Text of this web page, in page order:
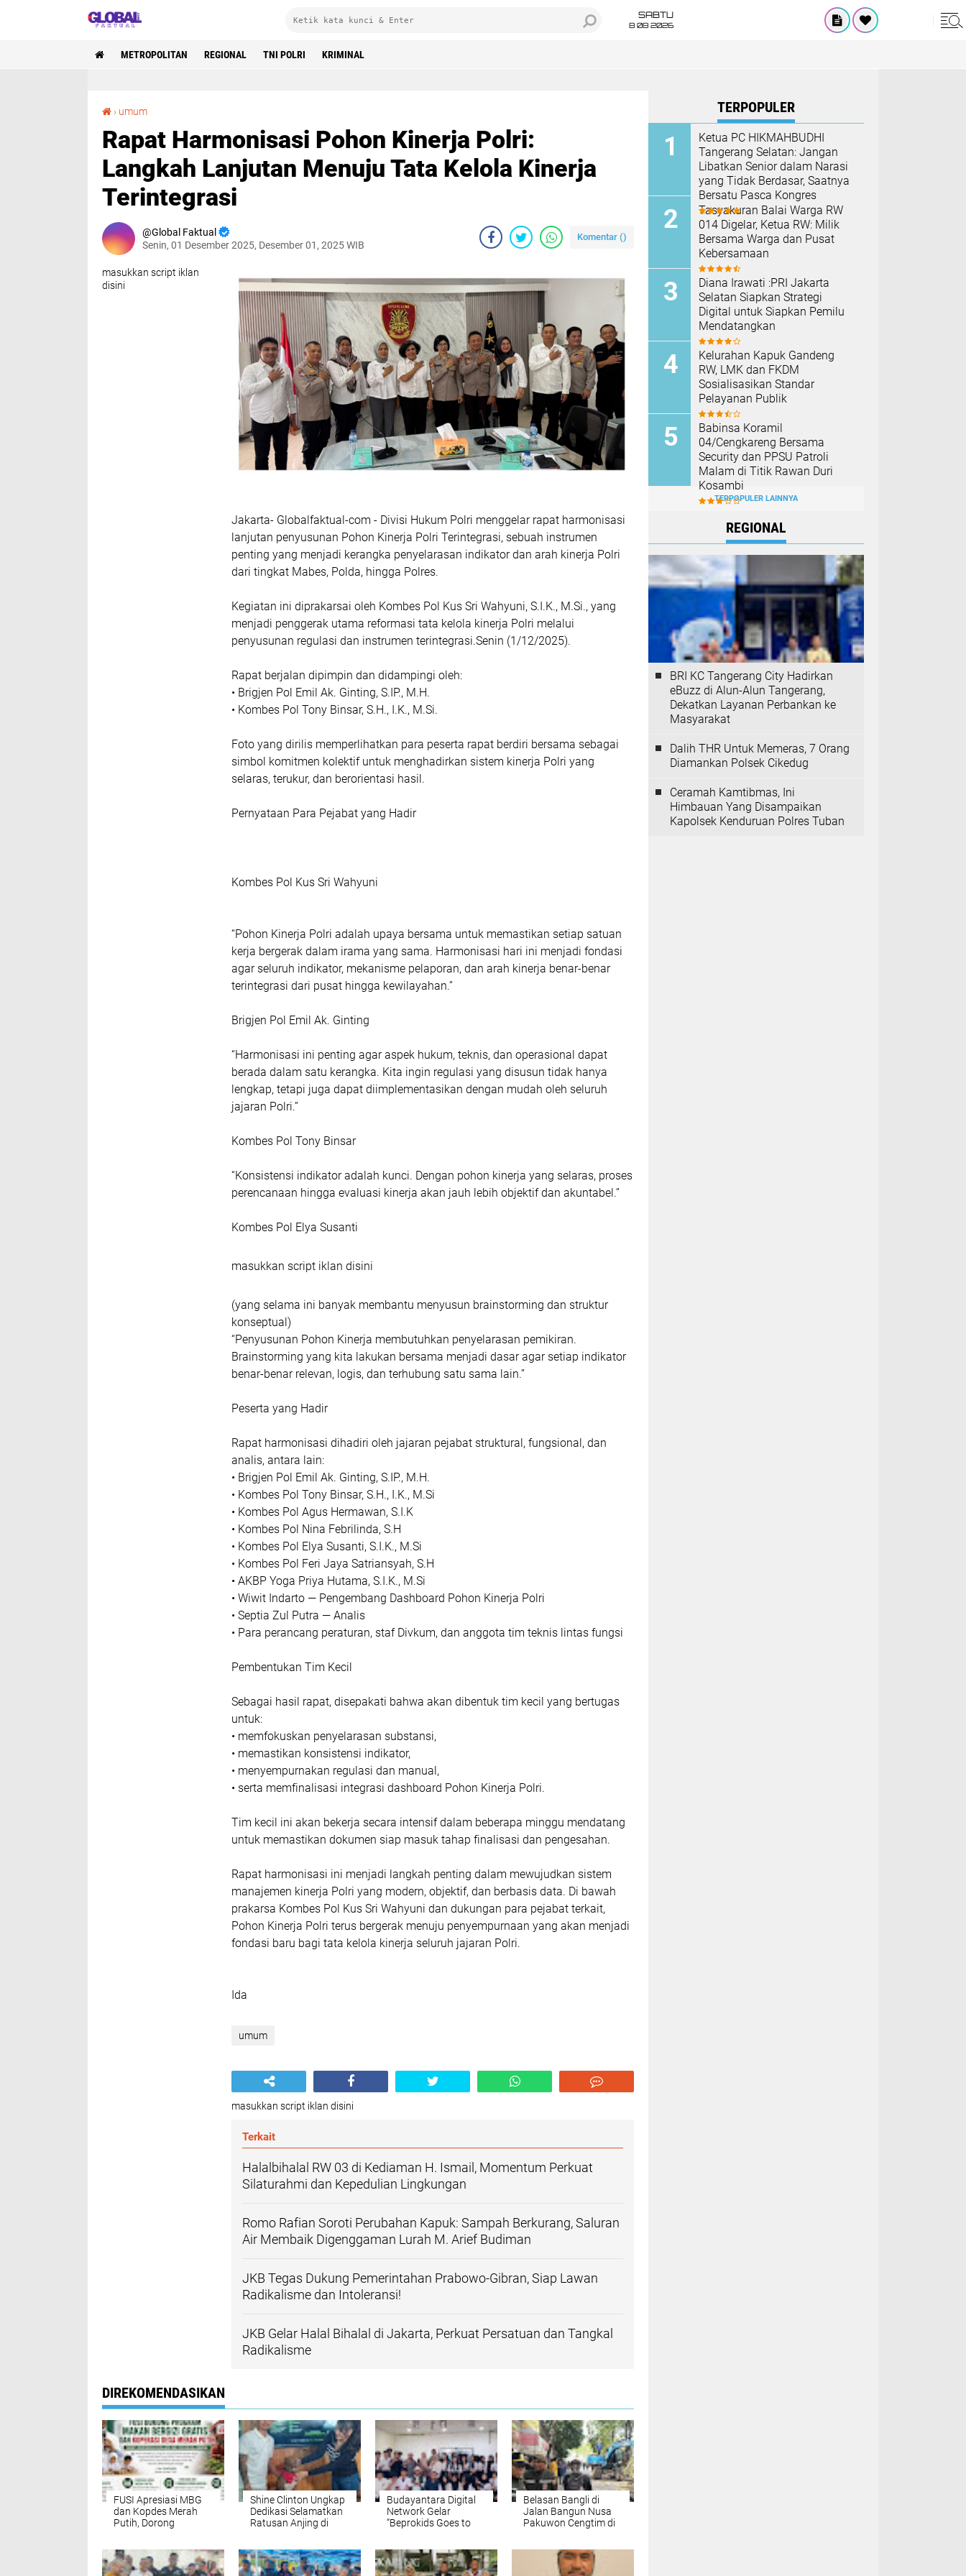
SABTU
8 08 2026
METROPOLITAN REGIONAL TNI POLRI KRIMINAL
› umum
Rapat Harmonisasi Pohon Kinerja Polri:
Langkah Lanjutan Menuju Tata Kelola Kinerja
Terintegrasi
Global Faktual
Senin, 01 Desember 2025, Desember 01, 2025 WIB
Komentar ()
masukkan script iklan
disini
Jakarta- Globalfaktual-com - Divisi Hukum Polri menggelar rapat harmonisasi
lanjutan penyusunan Pohon Kinerja Polri Terintegrasi, sebuah instrumen
penting yang menjadi kerangka penyelarasan indikator dan arah kinerja Polri
dari tingkat Mabes, Polda, hingga Polres.
Kegiatan ini diprakarsai oleh Kombes Pol Kus Sri Wahyuni, S.I.K., M.Si., yang
menjadi penggerak utama reformasi tata kelola kinerja Polri melalui
penyusunan regulasi dan instrumen terintegrasi.Senin (1/12/2025).
Rapat berjalan dipimpin dan didampingi oleh:
• Brigjen Pol Emil Ak. Ginting, S.IP., M.H.
• Kombes Pol Tony Binsar, S.H., I.K., M.Si.
Foto yang dirilis memperlihatkan para peserta rapat berdiri bersama sebagai
simbol komitmen kolektif untuk menghadirkan sistem kinerja Polri yang
selaras, terukur, dan berorientasi hasil.
Pernyataan Para Pejabat yang Hadir
Kombes Pol Kus Sri Wahyuni
“Pohon Kinerja Polri adalah upaya bersama untuk memastikan setiap satuan
agar seluruh indikator, mekanisme pelaporan, dan arah kinerja benar-benar
terintegrasi dari pusat hingga kewilayahan.”
Brigjen Pol Emil Ak. Ginting
“Harmonisasi ini penting agar aspek hukum, teknis, dan operasional dapat
berada dalam satu kerangka. Kita ingin regulasi yang disusun tidak hanya
lengkap, tetapi juga dapat diimplementasikan dengan mudah oleh seluruh
“Konsistensi indikator adalah kunci. Dengan pohon kinerja yang selaras, proses
perencanaan hingga evaluasi kinerja akan jauh lebih objektif dan akuntabel.”
Kombes Pol Elya Susanti
masukkan script iklan disini
(yang selama ini banyak membantu menyusun brainstorming dan struktur
konseptual)
“Penyusunan Pohon Kinerja membutuhkan penyelarasan pemikiran.
benar-benar relevan, logis, dan terhubung satu sama lain.”
Peserta yang Hadir
Rapat harmonisasi dihadiri oleh jajaran pejabat struktural, fungsional, dan
analis, antara lain:
• Brigjen Pol Emil Ak. Ginting, S.IP., M.H.
• Kombes Pol Tony Binsar, S.H., I.K., M.Si
• Kombes Pol Nina Febrilinda, S.H
• Kombes Pol Elya Susanti, S.I.K., M.Si
• AKBP Yoga Priya Hutama, S.I.K., M.Si
• Wiwit Indarto — Pengembang Dashboard Pohon Kinerja Polri
• Septia Zul Putra — Analis
• Para perancang peraturan, staf Divkum, dan anggota tim teknis lintas fungsi
Sebagai hasil rapat, disepakati bahwa akan dibentuk tim kecil yang bertugas
• memastikan konsistensi indikator,
• serta memfinalisasi integrasi dashboard Pohon Kinerja Polri.
Tim kecil ini akan bekerja secara intensif dalam beberapa minggu mendatang
untuk memastikan dokumen siap masuk tahap finalisasi dan pengesahan.
Rapat harmonisasi ini menjadi langkah penting dalam mewujudkan sistem
manajemen kinerja Polri yang modern, objektif, dan berbasis data. Di bawah
Pohon Kinerja Polri terus bergerak menuju penyempurnaan yang akan menjadi
fondasi baru bagi tata kelola kinerja seluruh jajaran Polri.
Ida
Terkait
Halalbihalal RW 03 di Kediaman H. Ismail, Momentum Perkuat
Silaturahmi dan Kepedulian Lingkungan
Romo Rafian Soroti Perubahan Kapuk: Sampah Berkurang, Saluran
Air Membaik Digenggaman Lurah M. Arief Budiman
JKB Tegas Dukung Pemerintahan Prabowo-Gibran, Siap Lawan
TERPOPULER
Ketua PC HIKMAHBUDHI
Tangerang Selatan: Jangan
Libatkan Senior dalam Narasi
yang Tidak Berdasar, Saatnya
Bersatu Pasca Kongres
Tasyakuran Balai Warga RW
014 Digelar, Ketua RW: Milik
Bersama Warga dan Pusat
Kebersamaan
Diana Irawati :PRI Jakarta
Selatan Siapkan Strategi
Digital untuk Siapkan Pemilu
Mendatangkan
Kelurahan Kapuk Gandeng
RW, LMK dan FKDM
Sosialisasikan Standar
Pelayanan Publik
Babinsa Koramil
04/Cengkareng Bersama
Security dan PPSU Patroli
Malam di Titik Rawan Duri
Kosambi
TERPOPULER LAINNYA
REGIONAL
BRI KC Tangerang City Hadirkan
eBuzz di Alun-Alun Tangerang,
Dekatkan Layanan Perbankan ke
Masyarakat
Dalih THR Untuk Memeras, 7 Orang
Diamankan Polsek Cikedug
Ceramah Kamtibmas, Ini
Himbauan Yang Disampaikan
Kapolsek Kenduruan Polres Tuban